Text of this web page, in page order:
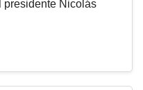
presidente Nicolás